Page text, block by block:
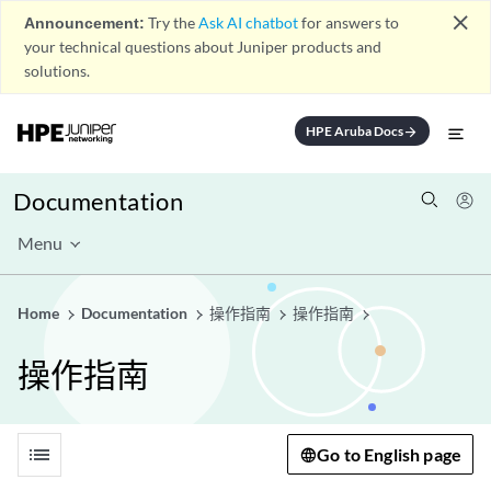
Announcement: Try theAsk AI chatbotfor answers to
your technical questions about Juniper products and
solutions.
close
HPE Aruba Docsarrow_forward
Documentation
Menu
Home Documentation 操作指南 操作指南
操作指南
list Go to English page